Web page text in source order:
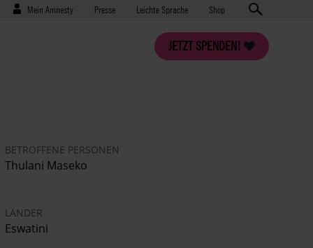
Benutzermenü
Mein Amnesty Presse
Presse Leichte Sprache Shop
JETZT SPENDEN!
BETROFFENE PERSONEN
Thulani Maseko
LÄNDER
Eswatini